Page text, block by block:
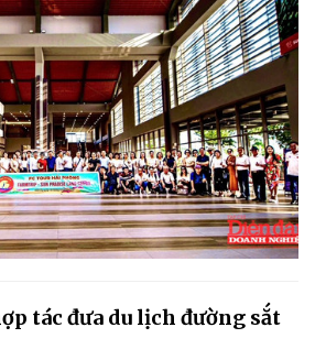
tác đưa du lịch đường sắt